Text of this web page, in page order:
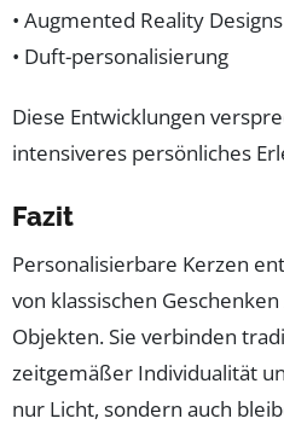
• Augmented Reality Designs
• Duft-personalisierung
Diese Entwicklungen
intensiveres persönliches
Fazit
Personalisierbare Kerzen
von klassischen
Objekten. Sie verbinden
zeitgemäßer Individualität
nur Licht, sondern auch